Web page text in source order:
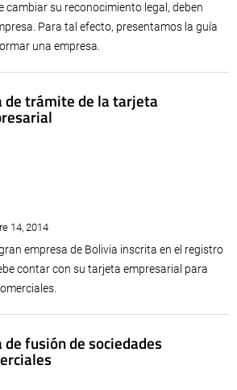
cambiar su reconocimiento legal, deben
Para tal efecto, presentamos la guía
una empresa.
de trámite de la tarjeta
14, 2014
empresa de Bolivia inscrita en el registro
contar con su tarjeta empresarial para
de fusión de sociedades